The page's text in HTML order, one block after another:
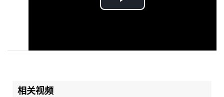
P
a
相关视频